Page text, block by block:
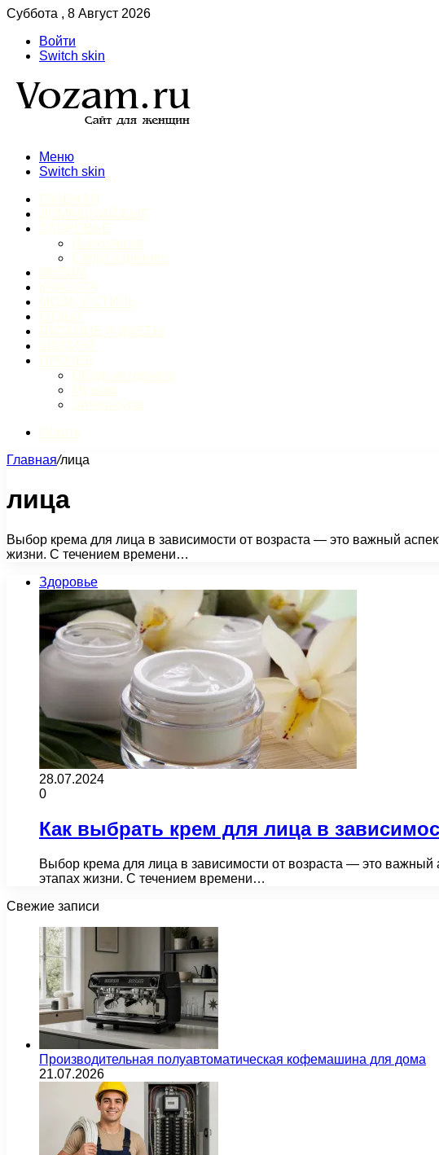
Суббота , 8 Август 2026
Войти
Switch skin
Меню
Switch skin
Главная/лица
лица
Выбор крема для лица в зависимости от возраста — это важный
жизни. С течением времени…
Здоровье
28.07.2024
0
Как выбрать крем для лица в
Выбор крема для лица в зависимости от возраста — это важный
этапах жизни. С течением времени…
Свежие записи
Производительная полуавтоматическая кофемашина для дома
21.07.2026